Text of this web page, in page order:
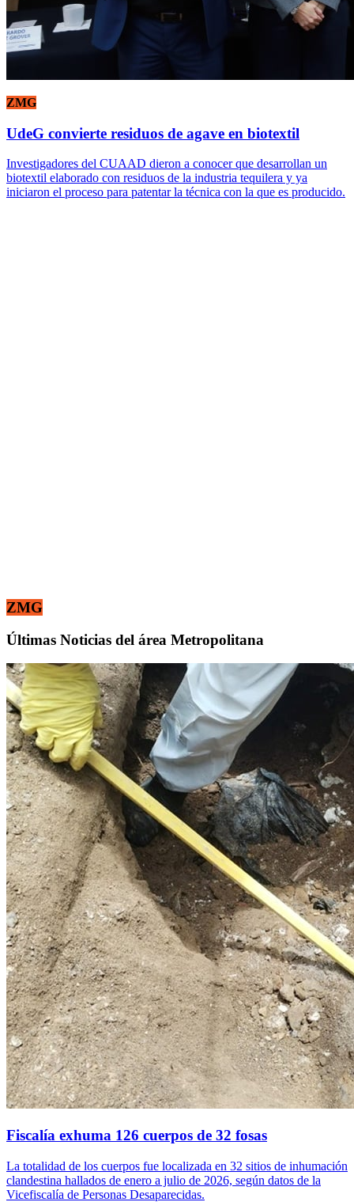
ZMG
UdeG convierte residuos de agave en biotextil
Investigadores del CUAAD dieron a conocer que desarrollan un
biotextil elaborado con residuos de la industria tequilera y ya
iniciaron el proceso para patentar la técnica con la que es producido.
ZMG
Últimas Noticias del área Metropolitana
Fiscalía exhuma 126 cuerpos de 32 fosas
La totalidad de los cuerpos fue localizada en 32 sitios de inhumación
clandestina hallados de enero a julio de 2026, según datos de la
Vicefiscalía de Personas Desaparecidas.